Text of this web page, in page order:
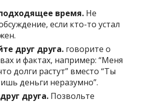
время. Не
если кто-то устал
друг друга. говорите о
и фактах, например: “Меня
долги растут” вместо “Ты
деньги неразумно”.
друга. Позвольте